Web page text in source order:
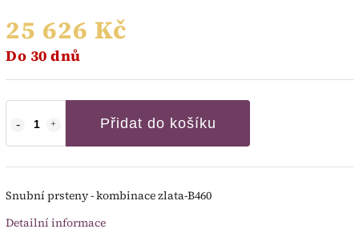
25 626 Kč
Do 30 dnů
Přidat do košíku
Snubní prsteny - kombinace zlata-B460
Detailní informace